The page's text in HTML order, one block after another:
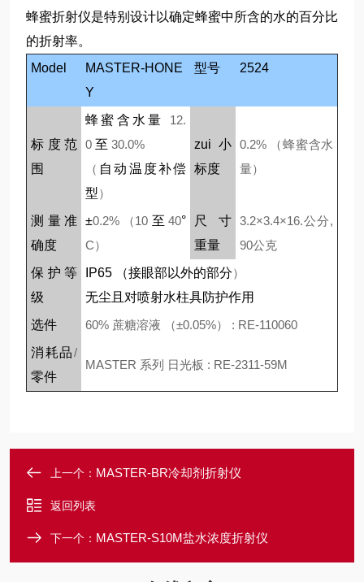
蜂蜜折射仪是特别设计以确定蜂蜜中所含的水的百分比
的折射率。
Model
MASTER-HONE
Y
型号 2524
标度范
围
蜂蜜含水量
12.
0 至 30.0%
（ 自动温度补偿
型）
zui小
标度
0.2% （蜂蜜含水
量）
测量准
确度
±0.2% （10 至 40°
C）
尺寸
重量
3.2×3.4×16.公分,
90公克
保护等
级
IP65 （接眼部以外的部分）
无尘且对喷射水柱具防护作用
选件
60% 蔗糖溶液 （±0.05%） : RE-110060
消耗品/
零件
MASTER 系列 日光板 : RE-2311-59M
上一个： MASTER-BR冷却剂折射仪
返回列表
下一个： MASTER-S10M盐水浓度折射仪